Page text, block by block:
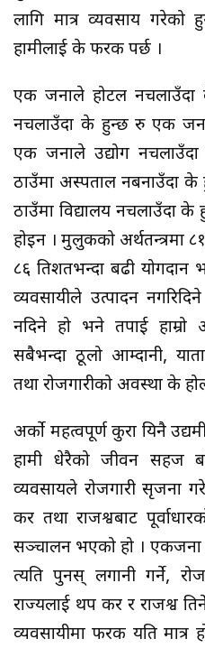
लागि मात्र व्यवसाय गरेको
हामीलाई के फरक पर्छ ।
एक जनाले होटल
नचलाउँदा के हुन्छ रु एक
एक जनाले उद्योग
ठाउँमा अस्पताल नबनाउँदा
ठाउँमा विद्यालय नचलाउँदा के
होइन । मुलुकको अर्थतन्त्रमा ८१
८६ प्रतिशतभन्दा बढी योगदान
व्यवसायीले उत्पादन
नदिने हो भने तपाई
सबैभन्दा ठूलो आम्दानी,
तथा रोजगारीको अवस्था के
अर्को महत्वपूर्ण कुरा यिनै
हामी धेरैको जीवन सहज
व्यवसायले रोजगारी सृजना
कर तथा राजश्वबाट
सञ्चालन भएको हो । एकजना
त्यति पुनस् लगानी गर्ने,
राज्यलाई थप कर र राजश्व
व्यवसायीमा फरक यति